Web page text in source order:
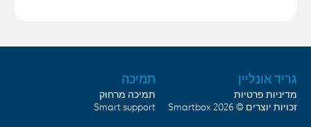
גריד אונליין
מדיניות פרטיות
זכויות יוצרים © 2026
Smartbox
תמיכה
תמיכה מרחוק
Smart support